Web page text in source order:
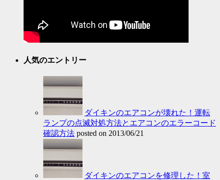
人気のエントリー
ダイキンのエアコンが壊れた！運転
ランプの点滅対処方法とエアコンのエラーコード
確認方法 posted on 2013/06/21
ダイキンのエアコンを修理した！室